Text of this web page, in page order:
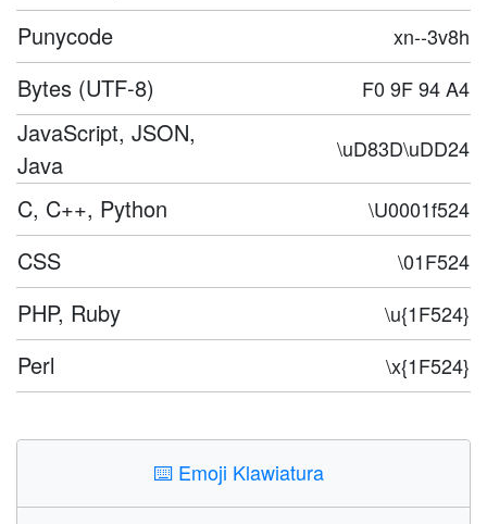
Punycode xn--3v8h
Bytes (UTF-8) F0 9F 94 A4
JavaScript, JSON,
Java
\uD83D\uDD24
C, C++, Python \U0001f524
CSS \01F524
PHP, Ruby \u{1F524}
Perl \x{1F524}
⌨️ Emoji Klawiatura